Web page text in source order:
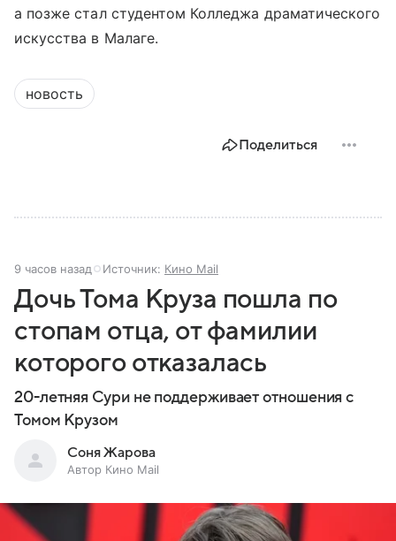
а позже стал студентом Колледжа драматического
искусства в Малаге.
новость
Поделиться
9 часов назад Источник: Кино Mail
Дочь Тома Круза пошла по
стопам отца, от фамилии
которого отказалась
20-летняя Сури не поддерживает отношения с
Томом Крузом
Соня Жарова
Автор Кино Mail